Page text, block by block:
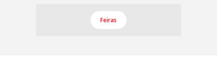
Feiras